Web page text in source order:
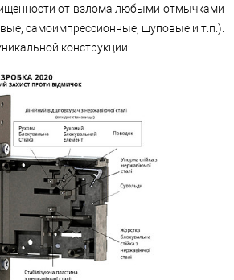
от взлома любыми отмычками
самоимпрессионные, щуповые и т.п.).
конструкции: